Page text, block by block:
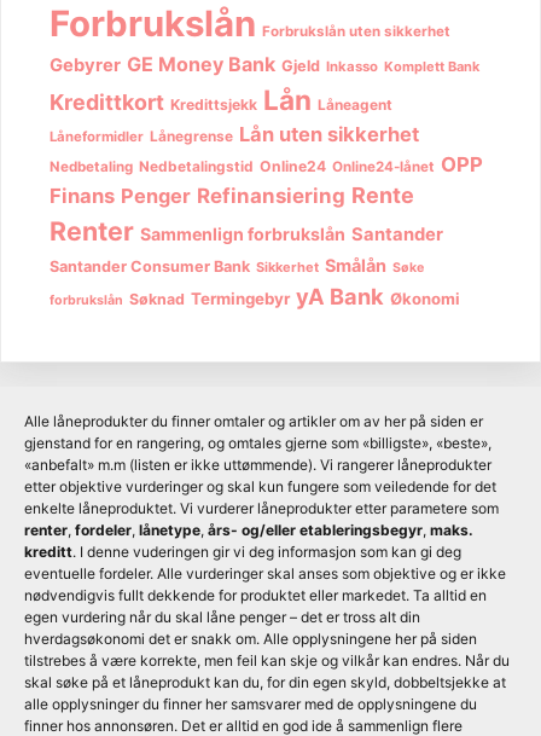
Forbrukslån Forbrukslån uten sikkerhet
Gebyrer GE Money Bank Gjeld Inkasso Komplett Bank
Kredittkort Kredittsjekk Lån Låneagent
Låneformidler Lånegrense Lån uten sikkerhet
Nedbetaling Nedbetalingstid Online24 Online24-lånet OPP
Finans Penger Refinansiering Rente
Renter Sammenlign forbrukslån Santander
Santander Consumer Bank Sikkerhet Smålån Søke
forbrukslån Søknad Termingebyr yA Bank Økonomi
Alle låneprodukter du finner omtaler og artikler om av her på siden er
gjenstand for en rangering, og omtales gjerne som «billigste», «beste»,
«anbefalt» m.m (listen er ikke uttømmende). Vi rangerer låneprodukter
etter objektive vurderinger og skal kun fungere som veiledende for det
enkelte låneproduktet. Vi vurderer låneprodukter etter parametere som
renter, fordeler, lånetype, års- og/eller etableringsbegyr, maks.
kreditt. I denne vuderingen gir vi deg informasjon som kan gi deg
eventuelle fordeler. Alle vurderinger skal anses som objektive og er ikke
nødvendigvis fullt dekkende for produktet eller markedet. Ta alltid en
egen vurdering når du skal låne penger – det er tross alt din
hverdagsøkonomi det er snakk om. Alle opplysningene her på siden
tilstrebes å være korrekte, men feil kan skje og vilkår kan endres. Når du
skal søke på et låneprodukt kan du, for din egen skyld, dobbeltsjekke at
alle opplysninger du finner her samsvarer med de opplysningene du
finner hos annonsøren. Det er alltid en god ide å sammenlign flere